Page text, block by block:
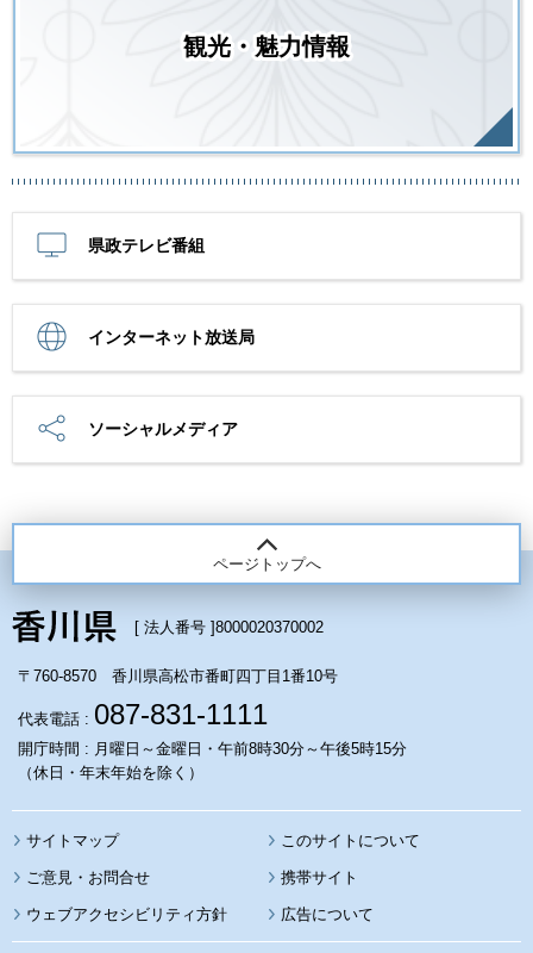
観光・魅力情報
県政テレビ番組
インターネット放送局
ソーシャルメディア
ページトップへ
[ 法人番号 ]8000020370002
〒760-8570 香川県高松市番町四丁目1番10号
代表電話 : 087-831-1111
開庁時間 : 月曜日～金曜日・午前8時30分～午後5時15分
（休日・年末年始を除く）
サイトマップ このサイトについて
携帯サイト
ウェブアクセシビリティ方針 広告について